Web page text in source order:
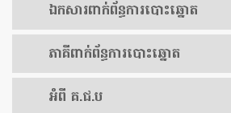
ឯកសារ​ពាក់ព័ន្ធ​ការ​បោះឆ្នោត
​ភាគីពាក់ព័ន្ធ​​ការ​បោះឆ្នោត
អំពី គ.ជ.ប